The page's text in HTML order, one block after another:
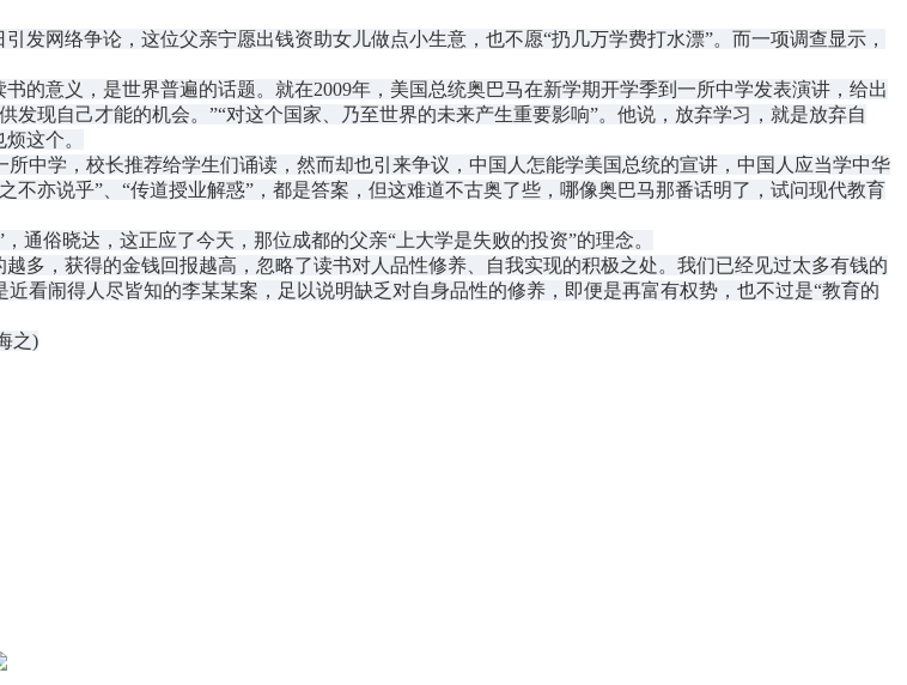
网络争论，这位父亲宁愿出钱资助女儿做点小生意，也不愿“扔几万学费打水漂”。而一项调查显示，
意义，是世界普遍的话题。就在2009年，美国总统奥巴马在新学期开学季到一所中学发表演讲，给出
现自己才能的机会。”“对这个国家、乃至世界的未来产生重要影响”。他说，放弃学习，就是放弃自
这个。
学，校长推荐给学生们诵读，然而却也引来争议，中国人怎能学美国总统的宣讲，中国人应当学中华
亦说乎”、“传道授业解惑”，都是答案，但这难道不古奥了些，哪像奥巴马那番话明了，试问现代教育
俗晓达，这正应了今天，那位成都的父亲“上大学是失败的投资”的理念。
，获得的金钱回报越高，忽略了读书对人品性修养、自我实现的积极之处。我们已经见过太多有钱的
看闹得人尽皆知的李某某案，足以说明缺乏对自身品性的修养，即便是再富有权势，也不过是“教育的
之)